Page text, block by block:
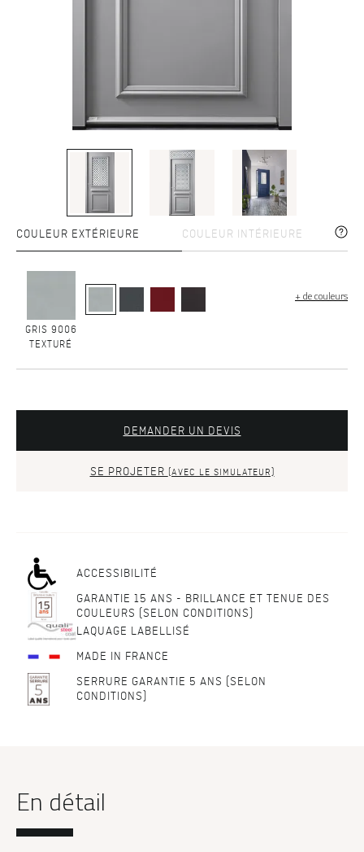
COULEUR EXTÉRIEURE COULEUR INTÉRIEURE
GRIS 9006
TEXTURÉ
+ de couleurs
DEMANDER UN DEVIS
SE PROJETER (AVEC LE SIMULATEUR)
ACCESSIBILITÉ
GARANTIE 15 ANS - BRILLANCE ET TENUE DES
COULEURS (SELON CONDITIONS)
LAQUAGE LABELLISÉ
MADE IN FRANCE
SERRURE GARANTIE 5 ANS (SELON
CONDITIONS)
En détail